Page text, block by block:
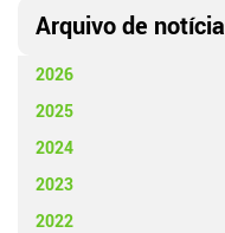
Arquivo de
2026
2025
2024
2023
2022